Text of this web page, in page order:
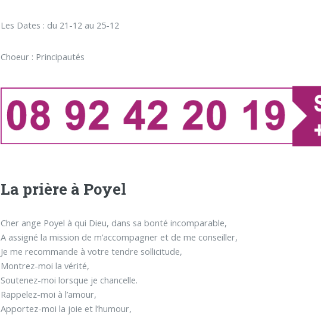
Les Dates : du 21-12 au 25-12
Choeur : Principautés
La prière à Poyel
Cher ange Poyel à qui Dieu, dans sa bonté incomparable,
A assigné la mission de m’accompagner et de me conseiller,
Je me recommande à votre tendre sollicitude,
Montrez-moi la vérité,
Soutenez-moi lorsque je chancelle.
Rappelez-moi à l’amour,
Apportez-moi la joie et l’humour,